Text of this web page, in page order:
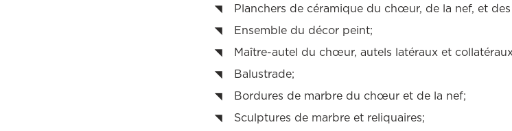
Planchers de céramique du chœur, de la nef, et
Ensemble du décor peint;
Maître-autel du chœur, autels latéraux et
Balustrade;
Bordures de marbre du chœur et de la nef;
Sculptures de marbre et reliquaires;